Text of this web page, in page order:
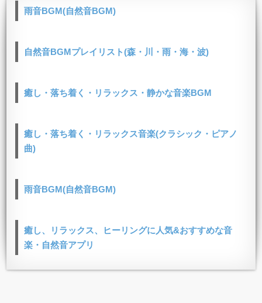
雨音BGM(自然音BGM)
自然音BGMプレイリスト(森・川・雨・海・波)
癒し・落ち着く・リラックス・静かな音楽BGM
癒し・落ち着く・リラックス音楽(クラシック・ピアノ
曲)
雨音BGM(自然音BGM)
癒し、リラックス、ヒーリングに人気&おすすめな音
楽・自然音アプリ